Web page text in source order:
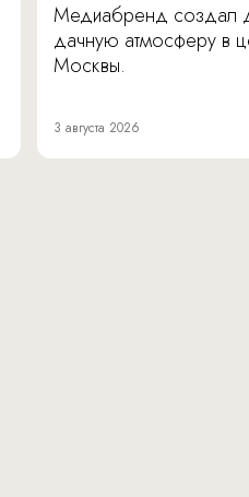
Медиабренд создал
дачную атмосферу в
Москвы.
3 августа 2026